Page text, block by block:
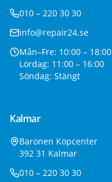
010 – 220 30 30
info@repair24.se
Mån–Fre: 10:00 – 18:00
Lördag: 11:00 – 16:00
Söndag: Stängt
Kalmar
Baronen Köpcenter
392 31 Kalmar
010 – 220 30 30